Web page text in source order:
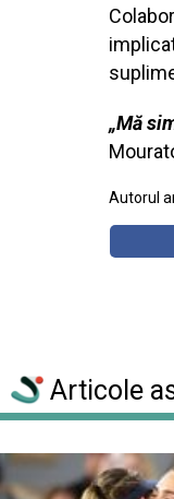
„Mă
Autorul
Articole